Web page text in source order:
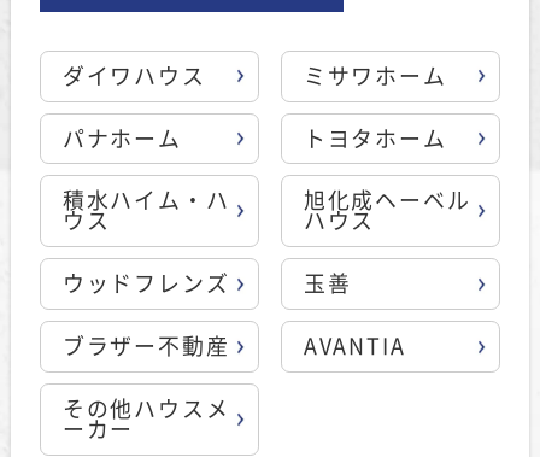
ダイワハウス ミサワホーム
パナホーム トヨタホーム
積水ハイム・ハ
ウス
旭化成ヘーベル
ハウス
ウッドフレンズ 玉善
ブラザー不動産 AVANTIA
その他ハウスメ
ーカー